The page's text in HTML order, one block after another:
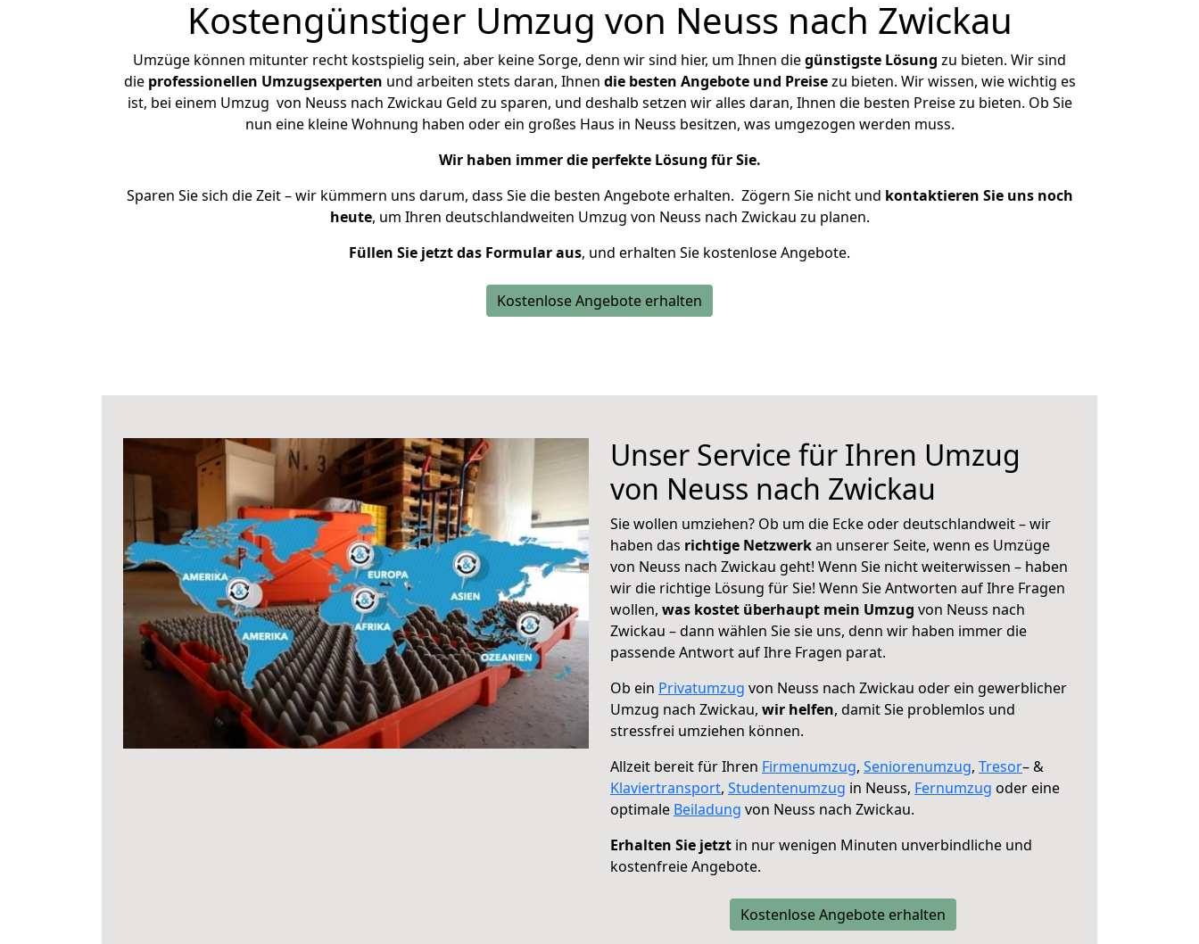
Kostengünstiger Umzug von Neuss nach Zwickau
Umzüge können mitunter recht kostspielig sein, aber keine Sorge, denn wir sind hier, um Ihnen diegünstigste Lösung zu bieten. Wir sind
die professionellen Umzugsexperten und arbeiten stets daran, Ihnen die besten Angebote und Preisezu bieten. Wir wissen, wie wichtig es
ist, bei einem Umzug von Neuss nach Zwickau Geld zu sparen, und deshalb setzen wir alles daran, Ihnen die besten Preise zu bieten. Ob Sie
nun eine kleine Wohnung haben oder ein großes Haus in Neuss besitzen, was umgezogen werden muss.
Wir haben immer die perfekte Lösung für Sie.
Sparen Sie sich die Zeit – wir kümmern uns darum, dass Sie die besten Angebote erhalten. Zögern Sie nicht und kontaktieren Sie uns noch
heute, um Ihren deutschlandweiten Umzug von Neuss nach Zwickau zu planen.
Füllen Sie jetzt das Formular aus, und erhalten Sie kostenlose Angebote.
Kostenlose Angebote erhalten
Unser Service für Ihren Umzug
von Neuss nach Zwickau
Sie wollen umziehen? Ob um die Ecke oder deutschlandweit – wir
haben das richtige Netzwerkan unserer Seite, wenn es Umzüge
von Neuss nach Zwickau geht! Wenn Sie nicht weiterwissen – haben
wir die richtige Lösung für Sie! Wenn Sie Antworten auf Ihre Fragen
wollen, was kostet überhaupt mein Umzug von Neuss nach
Zwickau – dann wählen Sie sie uns, denn wir haben immer die
passende Antwort auf Ihre Fragen parat.
Ob ein Privatumzug von Neuss nach Zwickau oder ein gewerblicher
Umzug nach Zwickau, wir helfen, damit Sie problemlos und
stressfrei umziehen können.
Allzeit bereit für Ihren Firmenumzug, Seniorenumzug, Tresor– &
Klaviertransport, Studentenumzug in Neuss, Fernumzug oder eine
optimale Beiladung von Neuss nach Zwickau.
Erhalten Sie jetzt in nur wenigen Minuten unverbindliche und
kostenfreie Angebote.
Kostenlose Angebote erhalten